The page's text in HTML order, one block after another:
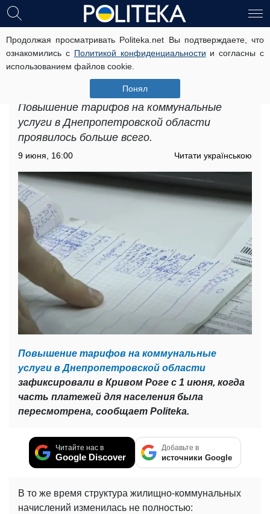
Продолжая просматривать Politeka.net Вы подтверждаете, что
ознакомились с Политикой конфиденциальности и согласны с
использованием файлов cookie.
Понял
Повышение тарифов на
коммунальные услуги в
Днепропетровской области: цены
ощутимо выросли
Повышение тарифов на коммунальные
услуги в Днепропетровской области
проявилось больше всего.
9 июня, 16:00 Читати українською
Повышение тарифов на коммунальные
услуги в Днепропетровской области
зафиксировали в Кривом Роге с 1 июня, когда
часть платежей для населения была
пересмотрена, сообщает Politeka.
Читайте нас в
Google Discover
Добавьте в
источники Google
В то же время структура жилищно-коммунальных
начислений изменилась не полностью: